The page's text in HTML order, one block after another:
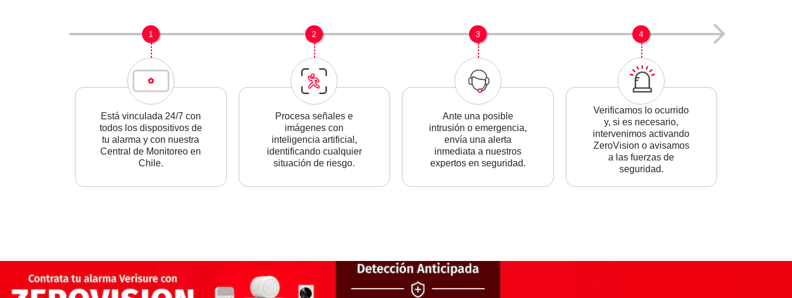
1
Está vinculada 24/7 con
todos los dispositivos de
tu alarma y con nuestra
Central de Monitoreo en
Chile.
2
Procesa señales e
imágenes con
inteligencia artificial,
identificando cualquier
situación de riesgo.
3
Ante una posible
intrusión o emergencia,
envía una alerta
inmediata a nuestros
expertos en seguridad.
4
Verificamos lo ocurrido
y, si es necesario,
intervenimos activando
ZeroVision o avisamos
a las fuerzas de
seguridad.